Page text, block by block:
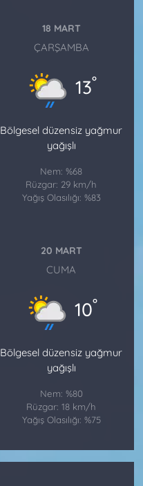
18 MART
ÇARŞAMBA
13°
Bölgesel düzensiz yağmur
yağışlı
Nem: %68
Rüzgar: 29 km/h
Yağış Olasılığı: %83
20 MART
CUMA
10°
Bölgesel düzensiz yağmur
yağışlı
Nem: %80
Rüzgar: 18 km/h
Yağış Olasılığı: %75